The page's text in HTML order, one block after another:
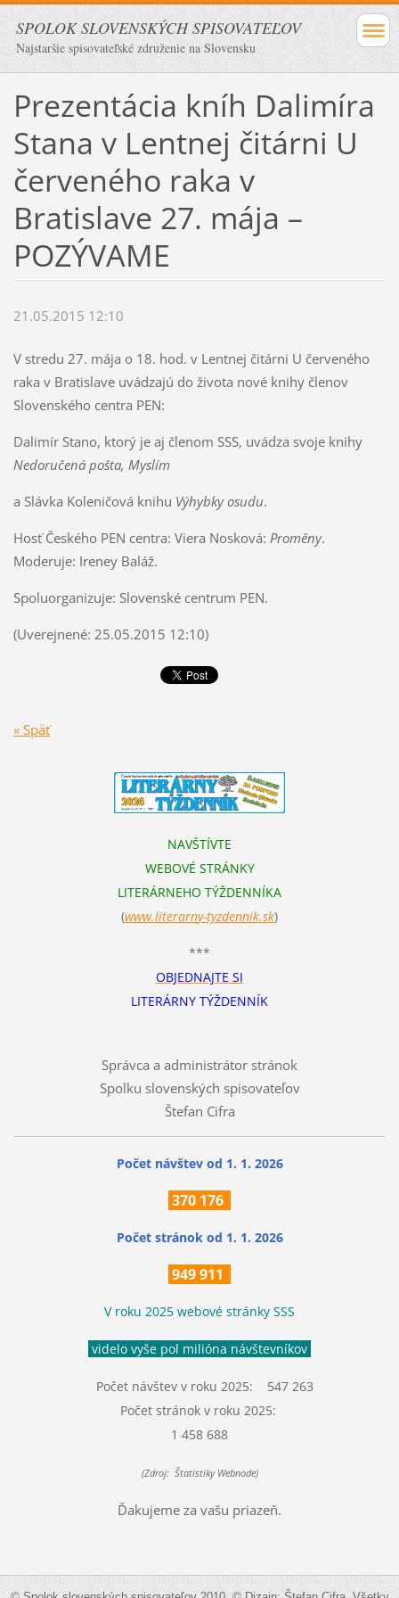
SPOLOK SLOVENSKÝCH SPISOVATEĽOV
Najstaršie spisovateľské združenie na Slovensku
Prezentácia kníh Dalimíra
Stana v Lentnej čitárni U
červeného raka v
Bratislave 27. mája –
POZÝVAME
21.05.2015 12:10
V stredu 27. mája o 18. hod. v Lentnej čitárni U červeného
raka v Bratislave uvádzajú do života nové knihy členov
Slovenského centra PEN:
Dalimír Stano, ktorý je aj členom SSS, uvádza svoje knihy
Nedoručená pošta, Myslím
a Slávka Koleničová knihu Výhybky osudu.
Hosť Českého PEN centra: Viera Nosková: Proměny.
Moderuje: Ireney Baláž.
Spoluorganizuje: Slovenské centrum PEN.
(Uverejnené: 25.05.2015 12:10)
« Späť
NAVŠTÍVTE
WEBOVÉ STRÁNKY
LITERÁRNEHO TÝŽDENNÍKA
(www.literarny-tyzdennik.sk)
***
OBJEDNAJTE SI
LITERÁRNY TÝŽDENNÍK
Správca a administrátor stránok
Spolku slovenských spisovateľov
Štefan Cifra
Počet návštev od 1. 1. 2026
370 176
Počet stránok od 1. 1. 2026
949 911
V roku 2025 webové stránky SSS
videlo vyše pol milióna návštevníkov
Počet návštev v roku 2025: 547 263
Počet stránok v roku 2025:
1 458 688
(Zdroj: Štatistiky Webnode)
Ďakujeme za vašu priazeň.